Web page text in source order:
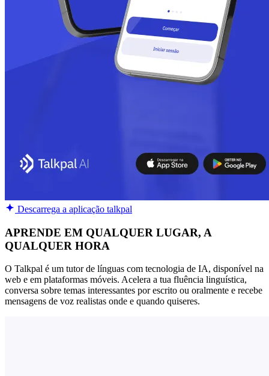
Descarrega a aplicação talkpal
APRENDE EM QUALQUER LUGAR, A
QUALQUER HORA
O Talkpal é um tutor de línguas com tecnologia de IA, disponível na
web e em plataformas móveis. Acelera a tua fluência linguística,
conversa sobre temas interessantes por escrito ou oralmente e recebe
mensagens de voz realistas onde e quando quiseres.